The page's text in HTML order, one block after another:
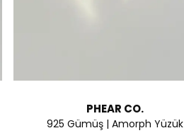
PHEAR CO.
925 Gümüş | Amorph Yüzük